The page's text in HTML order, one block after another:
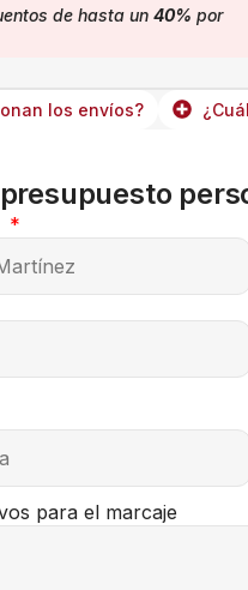
de hasta un40% por
los envíos?
para el marcaje